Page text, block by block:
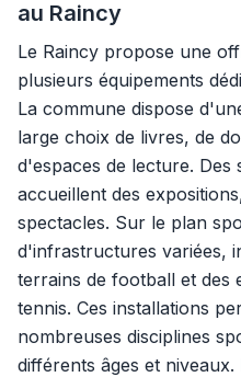
au Raincy
Le Raincy propose une
plusieurs équipements
La commune dispose
large choix de livres, de
d'espaces de lecture. Des
accueillent des
spectacles. Sur le plan
d'infrastructures variées,
terrains de football et des
tennis. Ces installations
nombreuses disciplines
différents âges et